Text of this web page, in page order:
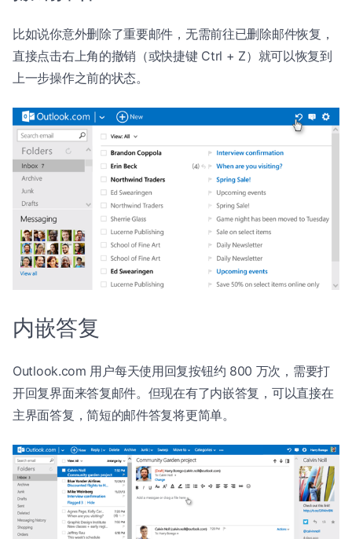
比如说你意外删除了重要邮件，无需前往已删除邮件恢复，
直接点击右上角的撤销（或快捷键 Ctrl + Z）就可以恢复到
上一步操作之前的状态。
内嵌答复
Outlook.com 用户每天使用回复按钮约 800 万次，需要打
开回复界面来答复邮件。但现在有了内嵌答复，可以直接在
主界面答复，简短的邮件答复将更简单。